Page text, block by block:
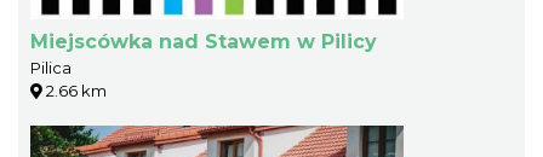
Miejscówka nad Stawem w Pilicy
Pilica
2.66 km